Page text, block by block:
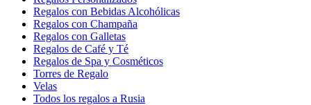
Regalos con Bebidas Alcohólicas
Regalos con Champaña
Regalos con Galletas
Regalos de Café y Té
Regalos de Spa y Cosméticos
Torres de Regalo
Velas
Todos los regalos a Rusia